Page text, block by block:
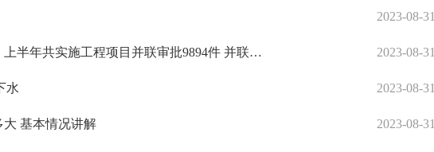
2023-08-31
亮进度丨滨州市行政审批服务局：上半年共实施工程项目并联审批9894件 并联审批率居全省第一位、办件量全省第二 2023-08-31
水 2023-08-31
大 基本情况讲解 2023-08-31